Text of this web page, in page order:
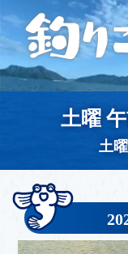
土曜
土